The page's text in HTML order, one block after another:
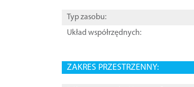
Typ zasobu:
Układ współrzędnych:
ZAKRES PRZESTRZENNY: